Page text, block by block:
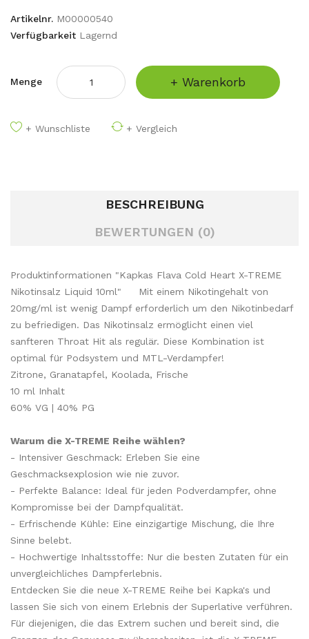
Artikelnr. M00000540
Verfügbarkeit Lagernd
Menge + Warenkorb
+ Wunschliste + Vergleich
BESCHREIBUNG
BEWERTUNGEN (0)
Produktinformationen "Kapkas Flava Cold Heart X-TREME
Nikotinsalz Liquid 10ml" Mit einem Nikotingehalt von
20mg/ml ist wenig Dampf erforderlich um den Nikotinbedarf
zu befriedigen. Das Nikotinsalz ermöglicht einen viel
sanfteren Throat Hit als regulär. Diese Kombination ist
optimal für Podsystem und MTL-Verdampfer!
Zitrone, Granatapfel, Koolada, Frische
10 ml Inhalt
60% VG | 40% PG
Warum die X-TREME Reihe wählen?
- Intensiver Geschmack: Erleben Sie eine
Geschmacksexplosion wie nie zuvor.
- Perfekte Balance: Ideal für jeden Podverdampfer, ohne
Kompromisse bei der Dampfqualität.
- Erfrischende Kühle: Eine einzigartige Mischung, die Ihre
Sinne belebt.
- Hochwertige Inhaltsstoffe: Nur die besten Zutaten für ein
unvergleichliches Dampferlebnis.
Entdecken Sie die neue X-TREME Reihe bei Kapka's und
lassen Sie sich von einem Erlebnis der Superlative verführen.
Für diejenigen, die das Extrem suchen und bereit sind, die